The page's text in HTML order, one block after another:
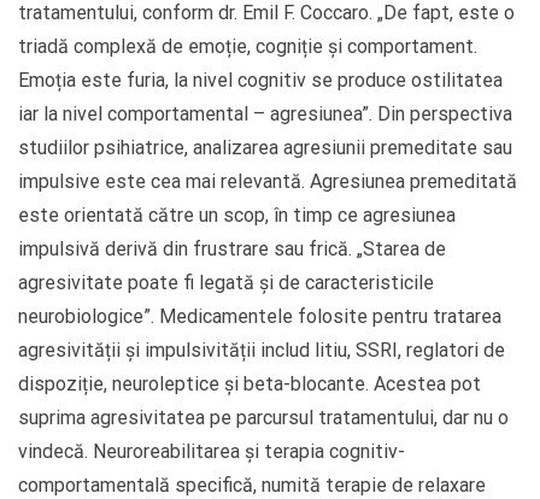
tratamentului, conform dr. Emil F. Coccaro. „De fapt, este o
triadă complexă de emoție, cogniție și comportament.
Emoția este furia, la nivel cognitiv se produce ostilitatea
iar la nivel comportamental – agresiunea”. Din perspectiva
studiilor psihiatrice, analizarea agresiunii premeditate sau
impulsive este cea mai relevantă. Agresiunea premeditată
este orientată către un scop, în timp ce agresiunea
impulsivă derivă din frustrare sau frică. „Starea de
agresivitate poate fi legată și de caracteristicile
neurobiologice”. Medicamentele folosite pentru tratarea
agresivității și impulsivității includ litiu, SSRI, reglatori de
dispoziție, neuroleptice și beta-blocante. Acestea pot
suprima agresivitatea pe parcursul tratamentului, dar nu o
vindecă. Neuroreabilitarea și terapia cognitiv-
comportamentală specifică, numită terapie de relaxare